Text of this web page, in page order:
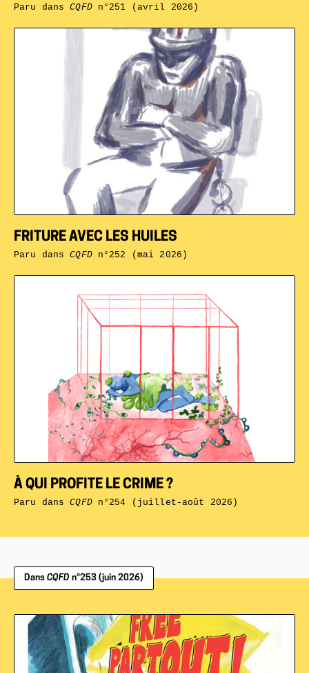
À QUI PROFITE LE CRIME ?
Paru dansCQFDn°254 (juillet-août 2026)
FRITURE AVEC LES HUILES
Paru dansCQFDn°252 (mai 2026)
Paru dansCQFDn°251 (avril 2026)
Dans CQFD n°253 (juin 2026)